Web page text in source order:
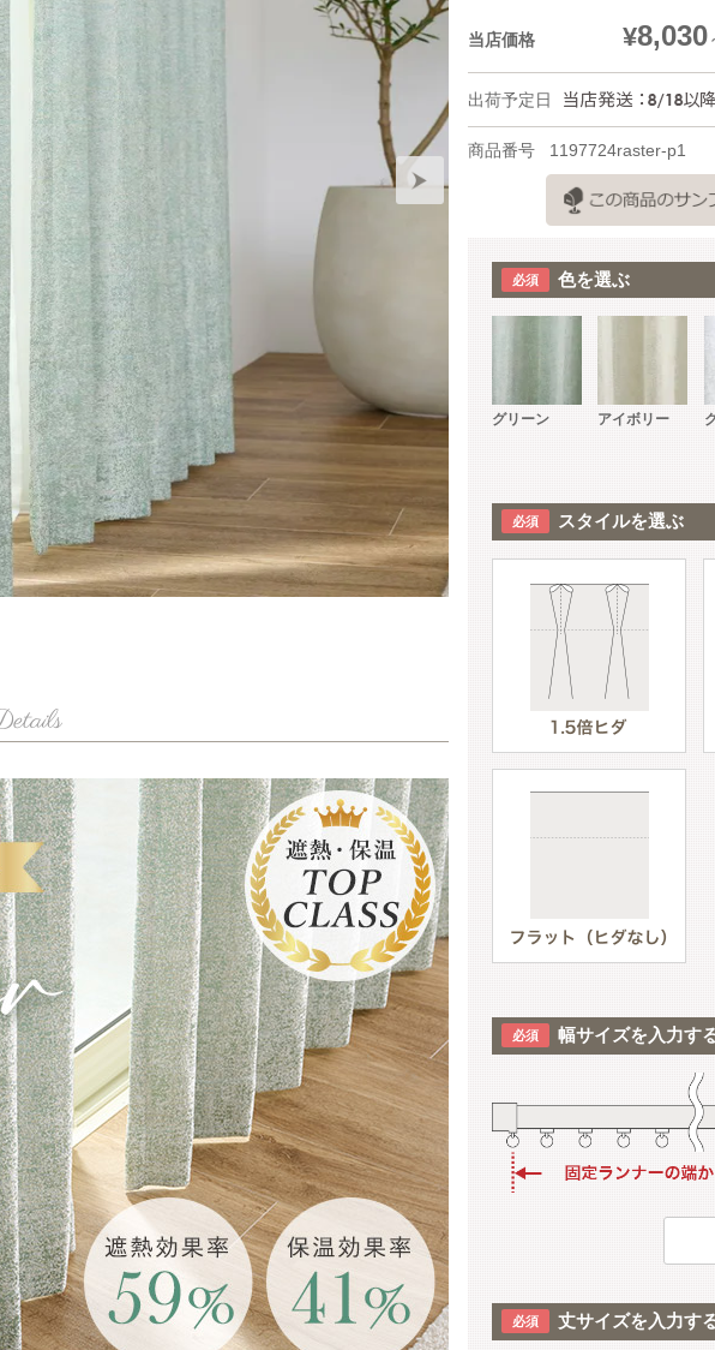
当店価格 ¥8,030
出荷予定日
商品番号 1197724raster-p1
色を選ぶ
グリーン アイボリー
スタイルを選ぶ
幅サイズを入力す
丈サイズを入力す